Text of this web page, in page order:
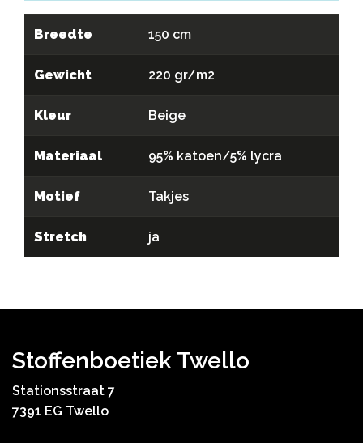
Breedte 150 cm
Gewicht 220 gr/m2
Kleur Beige
Materiaal 95% katoen/5% lycra
Motief Takjes
Stretch ja
Stoffenboetiek Twello
Stationsstraat 7
7391 EG Twello